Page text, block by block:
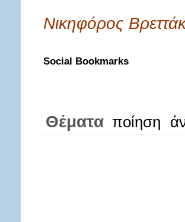
Νικηφόρος
Social Bookmarks
Θέματα ποίηση